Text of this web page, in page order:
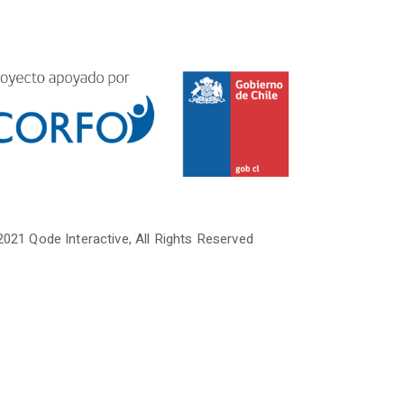
Qode Interactive, All Rights Reserved